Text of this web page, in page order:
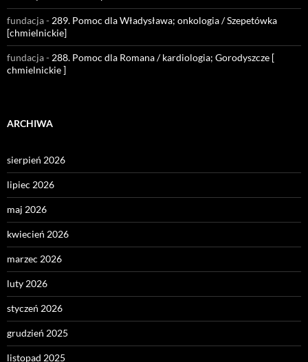
fundacja- 289. Pomoc dla Władysława; onkologia / Szepetówka
[chmielnickie]
fundacja- 288. Pomoc dla Romana / kardiologia; Gorodyszcze [
chmielnickie ]
ARCHIWA
sierpień 2026
lipiec 2026
maj 2026
kwiecień 2026
marzec 2026
luty 2026
styczeń 2026
grudzień 2025
listopad 2025